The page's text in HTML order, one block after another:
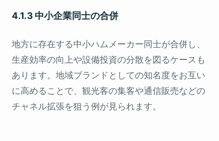
4.1.3 中小企業同士の合併
地方に存在する中小ハムメーカー同士が合併し、
生産効率の向上や設備投資の分散を図るケースも
あります。地域ブランドとしての知名度をお互い
に高めることで、観光客の集客や通信販売などの
チャネル拡張を狙う例が見られます。